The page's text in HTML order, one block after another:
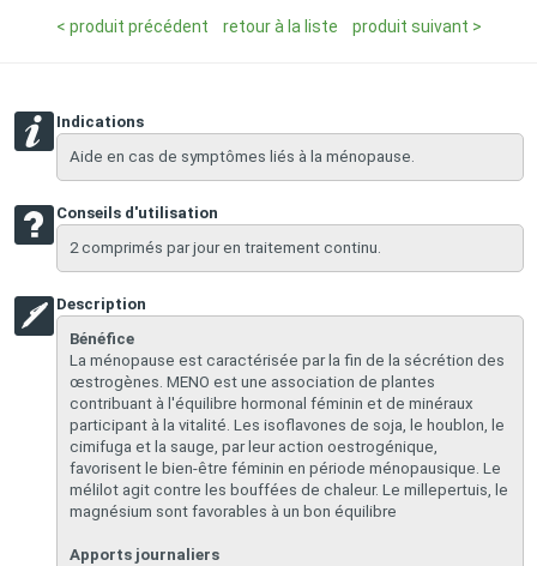
< produit précédent retour à la liste produit suivant >
Indications
Aide en cas de symptômes liés à la ménopause.
Conseils d'utilisation
2 comprimés par jour en traitement continu.
Description
Bénéfice
La ménopause est caractérisée par la fin de la sécrétion des
œstrogènes. MENO est une association de plantes
contribuant à l'équilibre hormonal féminin et de minéraux
participant à la vitalité. Les isoflavones de soja, le houblon, le
cimifuga et la sauge, par leur action oestrogénique,
favorisent le bien-être féminin en période ménopausique. Le
mélilot agit contre les bouffées de chaleur. Le millepertuis, le
magnésium sont favorables à un bon équilibre
Apports journaliers